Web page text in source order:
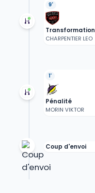
9'
Transformation
CHARPENTIER LEO
1'
Pénalité
MORIN VIKTOR
Coup d'envoi